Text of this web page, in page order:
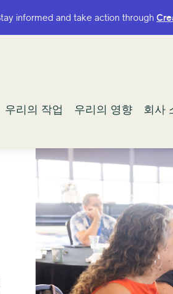
informed and take action through
우리의 작업 우리의 영향 회사
informed and take action through
우리의 작업 우리의 영향 회사